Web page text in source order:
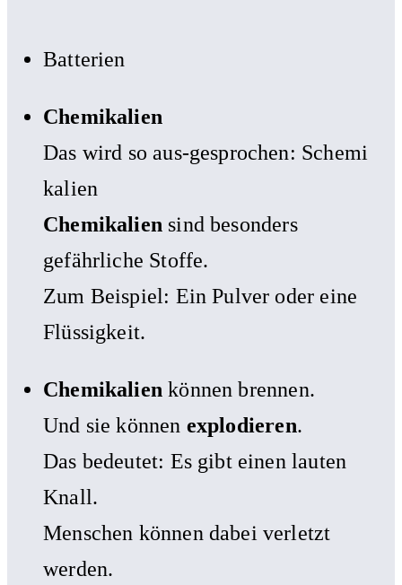
Batterien
Chemikalien
Das wird so aus-gesprochen: Schemi
kalien
Chemikalien sind besonders
gefährliche Stoffe.
Zum Beispiel: Ein Pulver oder eine
Flüssigkeit.
Chemikalien können brennen.
Und sie können explodieren.
Das bedeutet: Es gibt einen lauten
Knall.
Menschen können dabei verletzt
werden.